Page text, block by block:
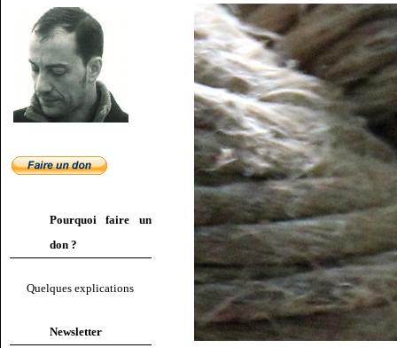
Pourquoi faire un
don ?
Quelques explications
Newsletter